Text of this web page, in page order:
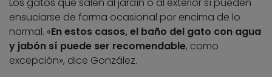
Los gatos que salen al jardín o al exterior sí pueden
ensuciarse de forma ocasional por encima de lo
normal. «En estos casos, el baño del gato con agua
y jabón sí puede ser recomendable, como
excepción», dice González.